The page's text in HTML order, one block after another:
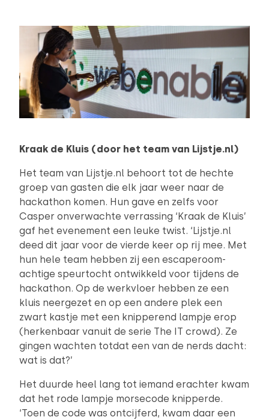
Kraak de Kluis (door het team van Lijstje.nl)
Het team van Lijstje.nl behoort tot de hechte
groep van gasten die elk jaar weer naar de
hackathon komen. Hun gave en zelfs voor
Casper onverwachte verrassing ‘Kraak de Kluis’
gaf het evenement een leuke twist. ‘Lijstje.nl
deed dit jaar voor de vierde keer op rij mee. Met
hun hele team hebben zij een escaperoom-
achtige speurtocht ontwikkeld voor tijdens de
hackathon. Op de werkvloer hebben ze een
kluis neergezet en op een andere plek een
zwart kastje met een knipperend lampje erop
(herkenbaar vanuit de serie The IT crowd). Ze
gingen wachten totdat een van de nerds dacht:
wat is dat?’
Het duurde heel lang tot iemand erachter kwam
dat het rode lampje morsecode knipperde.
‘Toen de code was ontcijferd, kwam daar een